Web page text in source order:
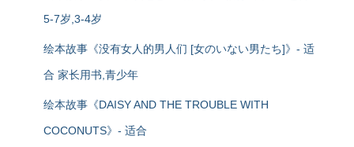
5-7岁,3-4岁
绘本故事《没有女人的男人们 [女のいない男たち]》- 适
合 家长用书,青少年
绘本故事《DAISY AND THE TROUBLE WITH
COCONUTS》- 适合